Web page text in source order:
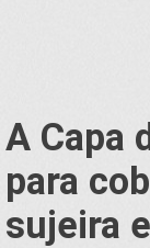
A Capa
para
sujeira